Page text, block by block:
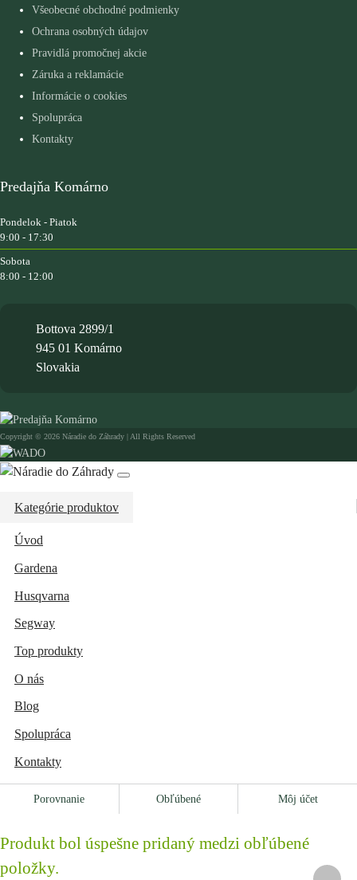
Všeobecné obchodné podmienky
Ochrana osobných údajov
Pravidlá promočnej akcie
Záruka a reklamácie
Informácie o cookies
Spolupráca
Kontakty
Predajňa Komárno
Pondelok - Piatok
9:00 - 17:30
Sobota
8:00 - 12:00
Bottova 2899/1
945 01 Komárno
Slovakia
Copyright © 2026 Náradie do Záhrady | All Rights Reserved
Kategórie produktov
Úvod
Gardena
Husqvarna
Segway
Top produkty
O nás
Blog
Spolupráca
Kontakty
Porovnanie Obľúbené Môj účet
Produkt bol úspešne pridaný medzi obľúbené
položky.